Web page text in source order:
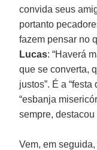
convida seus
portanto
fazem pensar no
Lucas: “Haverá
que se converta,
justos”. É a
“esbanja
sempre, destacou
Vem, em